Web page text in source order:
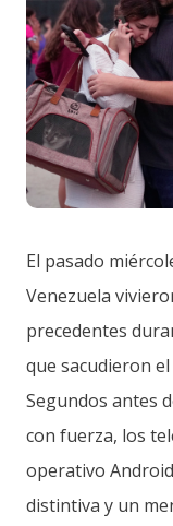
El pasado
Venezuela
precedentes
que sacudieron
Segundos antes
con fuerza, los
operativo
distintiva y un